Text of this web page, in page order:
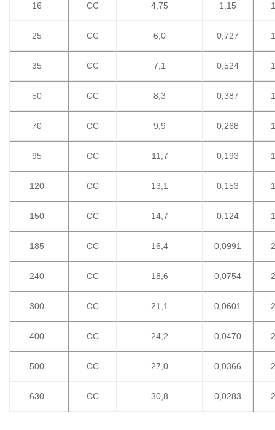
16 CC 4,75 1,15
25 CC 6,0 0,727
35 CC 7,1 0,524
50 CC 8,3 0,387
70 CC 9,9 0,268
95 CC 11,7 0,193
120 CC 13,1 0,153
150 CC 14,7 0,124
185 CC 16,4 0,0991
240 CC 18,6 0,0754
300 CC 21,1 0,0601
400 CC 24,2 0,0470
500 CC 27,0 0,0366
630 CC 30,8 0,0283